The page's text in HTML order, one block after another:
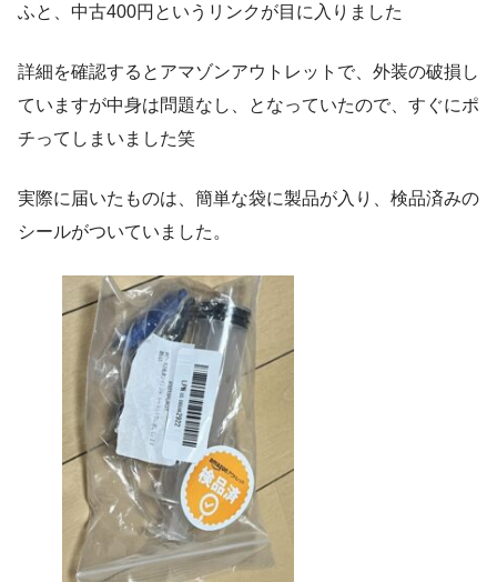
ふと、中古400円というリンクが目に入りました
詳細を確認するとアマゾンアウトレットで、外装の破損し
ていますが中身は問題なし、となっていたので、すぐにポ
チってしまいました笑
実際に届いたものは、簡単な袋に製品が入り、検品済みの
シールがついていました。